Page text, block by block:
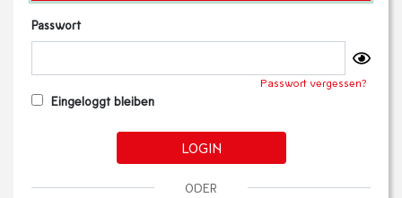
Passwort
Passwort vergessen?
Eingeloggt bleiben
LOGIN
ODER